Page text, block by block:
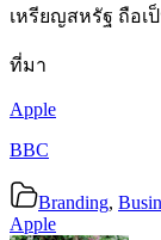
เหรียญสหรัฐ ถือ
ที่มา
Apple
BBC
Branding,
Apple